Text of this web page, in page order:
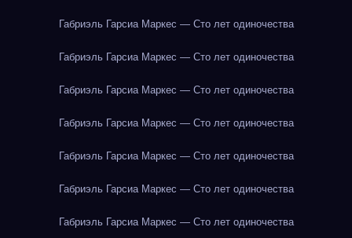
Габриэль Гарсиа Маркес — Сто лет одиночества
Габриэль Гарсиа Маркес — Сто лет одиночества
Габриэль Гарсиа Маркес — Сто лет одиночества
Габриэль Гарсиа Маркес — Сто лет одиночества
Габриэль Гарсиа Маркес — Сто лет одиночества
Габриэль Гарсиа Маркес — Сто лет одиночества
Габриэль Гарсиа Маркес — Сто лет одиночества